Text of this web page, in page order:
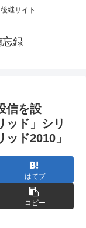
継サイト
忘録
信を設
ッド」シリ
ド2010」
はてブ
コピー